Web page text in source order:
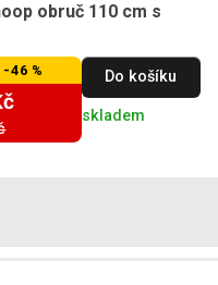
obruč 110 cm s
-46 % Do košíku
skladem